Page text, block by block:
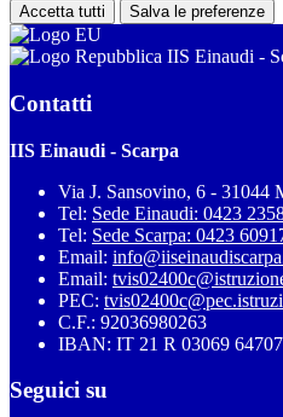
Accetta tutti Salva le preferenze
IIS Einaudi -
Contatti
IIS Einaudi - Scarpa
Via J. Sansovino, 6 - 31044
Tel: Sede Einaudi: 0423
Tel: Sede Scarpa: 0423
Email:
Email:
PEC:
C.F.: 92036980263
IBAN: IT 21 R 03069
Seguici su